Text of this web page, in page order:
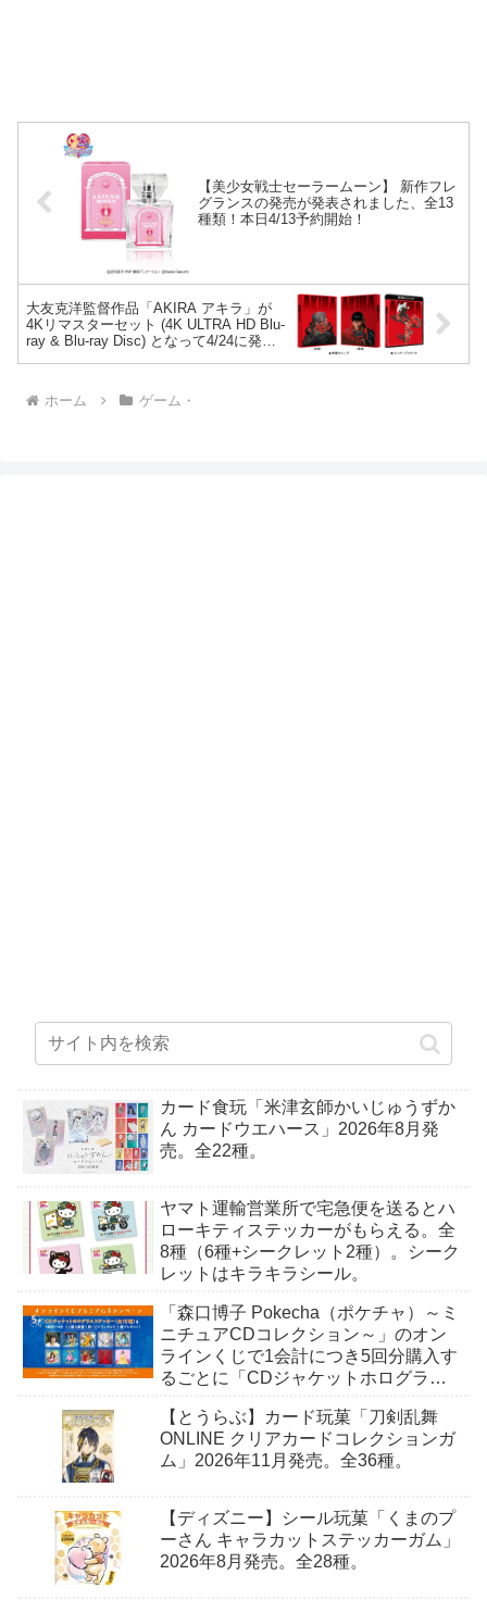
【美少女戦士セーラームーン】 新作フレ
グランスの発売が発表されました、全13
種類！本日4/13予約開始！
大友克洋監督作品「AKIRA アキラ」が
4Kリマスターセット (4K ULTRA HD Blu-
ray & Blu-ray Disc) となって4/24に発
ホーム ゲーム・
カード食玩「米津玄師かいじゅうずか
ん カードウエハース」2026年8月発
売。全22種。
ヤマト運輸営業所で宅急便を送るとハ
ローキティステッカーがもらえる。全
8種（6種+シークレット2種）。シーク
レットはキラキラシール。
「森口博子 Pokecha（ポケチャ）～ミ
ニチュアCDコレクション～」のオン
ラインくじで1会計につき5回分購入す
るごとに「CDジャケットホログラム
月15日〜。
【とうらぶ】カード玩菓「刀剣乱舞
ONLINE クリアカードコレクションガ
ム」2026年11月発売。全36種。
【ディズニー】シール玩菓「くまのプ
ーさん キャラカットステッカーガム」
2026年8月発売。全28種。